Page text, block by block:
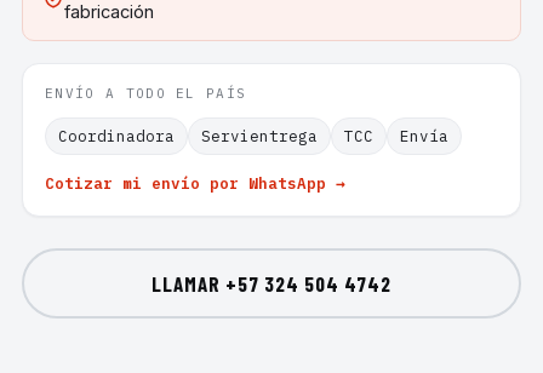
fabricación
ENVÍO A TODO EL PAÍS
Coordinadora Servientrega TCC Envía
Cotizar mi envío por WhatsApp →
LLAMAR +57 324 504 4742